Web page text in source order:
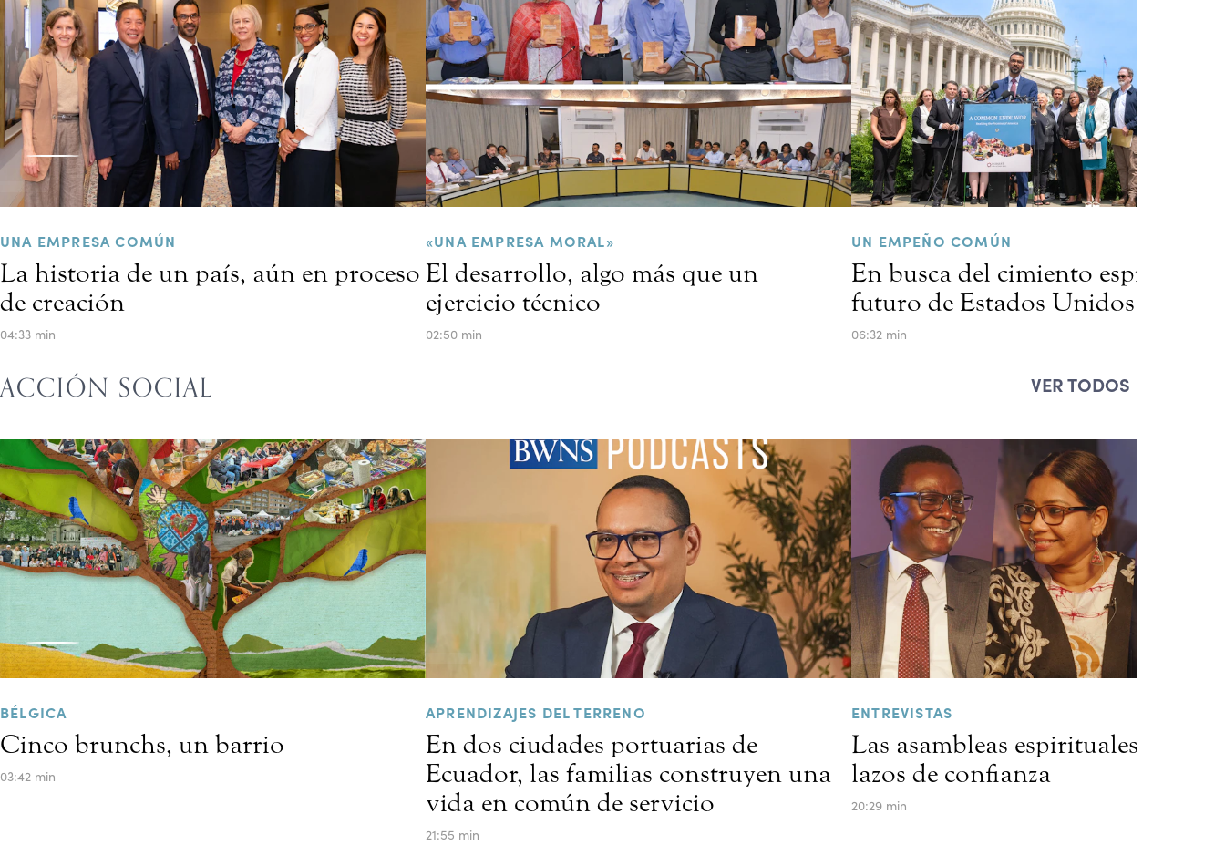
UNA EMPRESA COMÚN
La historia de un país, aún en proceso
de creación
04:33 min
«UNA EMPRESA MORAL»
El desarrollo, algo más que un
ejercicio técnico
02:50 min
UN EMPEÑO COMÚN
En busca del cimiento espiritual
futuro de Estados Unidos
06:32 min
ACCIÓN SOCIAL VER TODOS
BÉLGICA
Cinco brunchs, un barrio
03:42 min
APRENDIZAJES DEL TERRENO
En dos ciudades portuarias de
Ecuador, las familias construyen una
vida en común de servicio
21:55 min
ENTREVISTAS
Las asambleas espirituales
lazos de confianza
20:29 min